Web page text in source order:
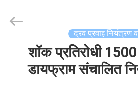
group.
द्रव प्रवाह नियंत्रण
शॉक प्रतिरोधी
डायफ्राम संचालित